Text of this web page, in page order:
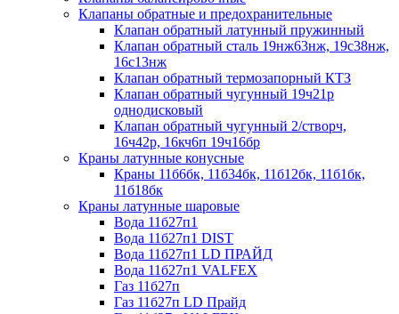
Клапаны обратные и предохранительные
Клапан обратный латунный пружинный
Клапан обратный сталь 19нж63нж, 19с38нж,
16с13нж
Клапан обратный термозапорный КТЗ
Клапан обратный чугунный 19ч21р
однодисковый
Клапан обратный чугунный 2/створч,
16ч42р, 16кч6п 19ч16бр
Краны латунные конусные
Краны 11б6бк, 11б34бк, 11б12бк, 11б1бк,
11б18бк
Краны латунные шаровые
Вода 11б27п1
Вода 11б27п1 DIST
Вода 11б27п1 LD ПРАЙД
Вода 11б27п1 VALFEX
Газ 11б27п
Газ 11б27п LD Прайд